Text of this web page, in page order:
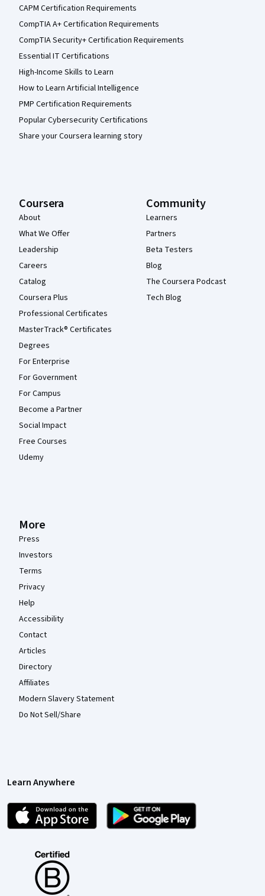
CAPM Certification Requirements
CompTIA A+ Certification Requirements
CompTIA Security+ Certification Requirements
Essential IT Certifications
High-Income Skills to Learn
How to Learn Artificial Intelligence
PMP Certification Requirements
Popular Cybersecurity Certifications
Share your Coursera learning story
Coursera
About
What We Offer
Leadership
Careers
Catalog
Coursera Plus
Professional Certificates
MasterTrack® Certificates
Degrees
For Enterprise
For Government
For Campus
Become a Partner
Social Impact
Free Courses
Udemy
Community
Learners
Partners
Beta Testers
Blog
The Coursera Podcast
Tech Blog
More
Press
Investors
Terms
Privacy
Help
Accessibility
Contact
Articles
Directory
Affiliates
Modern Slavery Statement
Do Not Sell/Share
Learn Anywhere